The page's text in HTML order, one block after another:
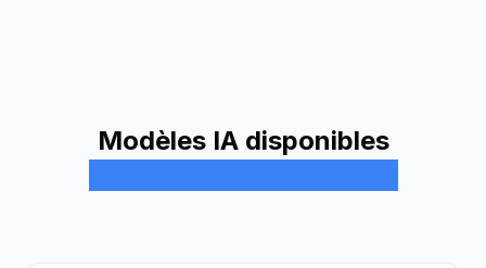
Modèles IA disponibles